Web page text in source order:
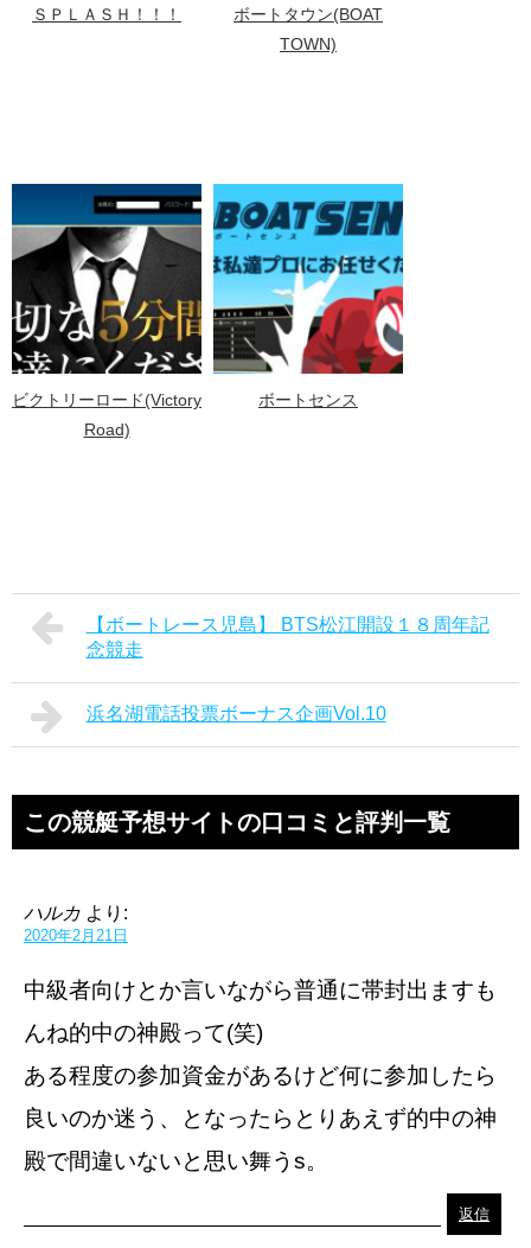
ＳＰＬＡＳＨ！！！
ボートタウン(BOAT
TOWN)
ビクトリーロード(Victory
Road)
ボートセンス
【ボートレース児島】 BTS松江開設１８周年記
念競走
浜名湖電話投票ボーナス企画Vol.10
この競艇予想サイトの口コミと評判一覧
ハルカ より:
2020年2月21日
中級者向けとか言いながら普通に帯封出ますも
んね的中の神殿って(笑)
ある程度の参加資金があるけど何に参加したら
良いのか迷う、となったらとりあえず的中の神
殿で間違いないと思い舞うs。
返信